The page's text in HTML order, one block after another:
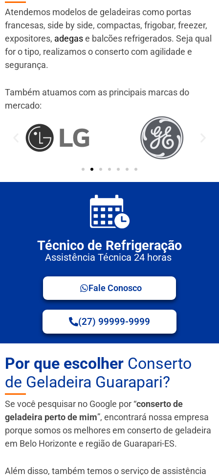
Atendemos modelos de geladeiras como portas
francesas, side by side, compactas, frigobar, freezer,
expositores, adegase balcões refrigerados. Seja qual
for o tipo, realizamos o conserto com agilidade e
segurança.
Também atuamos com as principais marcas do
mercado:
Técnico de Refrigeração
Assistência Técnica 24 horas
Fale Conosco
(27) 99999-9999
Por que escolher Conserto
de Geladeira Guarapari?
Se você pesquisar no Google por “conserto de
geladeira perto de mim”, encontrará nossa empresa
porque somos os melhores em conserto de geladeira
em Belo Horizonte e região de Guarapari-ES.
Além disso, também temos o serviço de assistência